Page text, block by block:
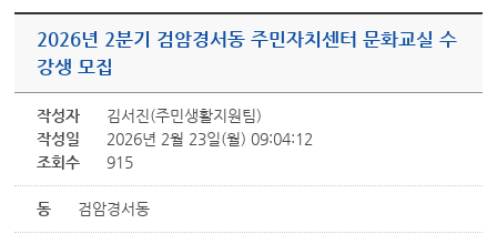
2026년 2분기 검암경서동 주민자치센터 문화교실 수
강생 모집
작성자
김서진(주민생활지원팀)
작성일
2026년 2월 23일(월) 09:04:12
조회수
915
동 검암경서동